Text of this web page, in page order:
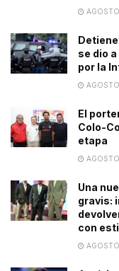
se dio
por la
El
Colo-
etapa
Una
gravis:
con